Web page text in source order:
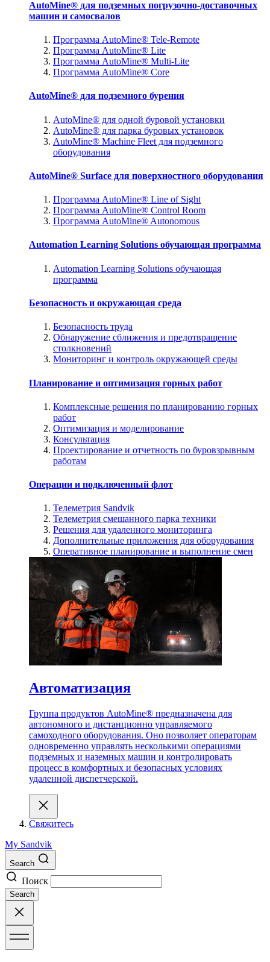
AutoMine® для подземных погрузочно-доставочных
машин и самосвалов
Программа AutoMine® Tele-Remote
Программа AutoMine® Lite
Программа AutoMine® Multi-Lite
Программа AutoMine® Core
AutoMine® для подземного бурения
AutoMine® для одной буровой установки
AutoMine® для парка буровых установок
AutoMine® Machine Fleet для подземного
оборудования
AutoMine® Surface для поверхностного оборудования
Программа AutoMine® Line of Sight
Программа AutoMine® Control Room
Программа AutoMine® Autonomous
Automation Learning Solutions обучающая программа
Automation Learning Solutions обучающая
программа
Безопасность и окружающая среда
Безопасность труда
Обнаружение сближения и предотвращение
столкновений
Мониторинг и контроль окружающей среды
Планирование и оптимизация горных работ
Комплексные решения по планированию горных
работ
Оптимизация и моделирование
Консультация
Проектирование и отчетность по буровзрывным
работам
Операции и подключенный флот
Телеметрия Sandvik
Телеметрия смешанного парка техники
Решения для удаленного мониторинга
Дополнительные приложения для оборудования
Оперативное планирование и выполнение смен
Автоматизация
Группа продуктов AutoMine® предназначена для
автономного и дистанционно управляемого
самоходного оборудования. Оно позволяет операторам
одновременно управлять несколькими операциями
подземных и наземных машин и контролировать
процесс в комфортных и безопасных условиях
удаленной диспетчерской.
Свяжитесь
My Sandvik
Search
Поиск
Search